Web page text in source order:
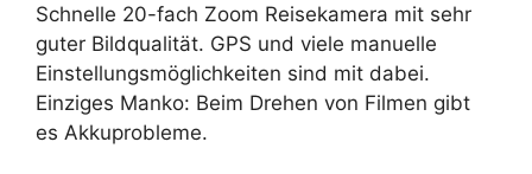
Schnelle 20-fach Zoom Reisekamera mit sehr
guter Bildqualität. GPS und viele manuelle
Einstellungsmöglichkeiten sind mit dabei.
Einziges Manko: Beim Drehen von Filmen gibt
es Akkuprobleme.